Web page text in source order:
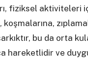
fiziksel
koşmalarına,
bu da orta
hareketlidir ve